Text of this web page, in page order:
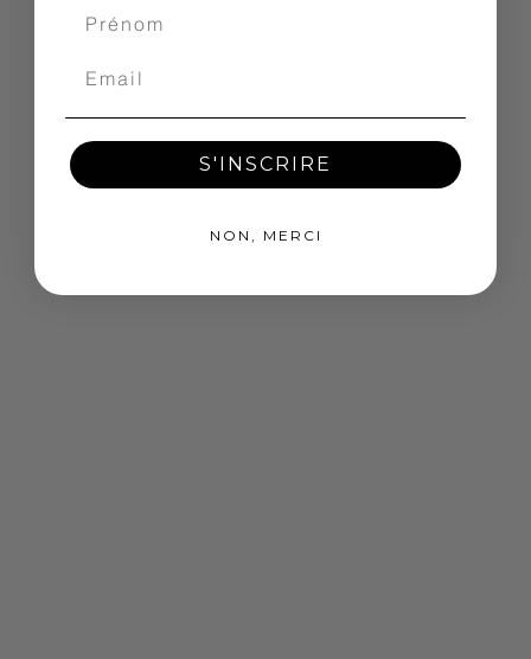
S'INSCRIRE
NON, MERCI